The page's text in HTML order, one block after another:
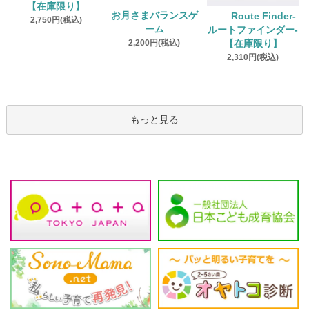
【在庫限り】
2,750円(税込)
お月さまバランスゲ
ーム
2,200円(税込)
Route Finder‐
ルートファインダー‐
【在庫限り】
2,310円(税込)
もっと見る